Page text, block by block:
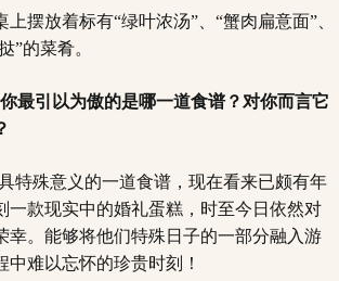
最引以为傲的是哪一道食谱？对你而言它
特殊意义的一道食谱，现在看来已颇有年
一款现实中的婚礼蛋糕，时至今日依然对
幸。能够将他们特殊日子的一部分融入游
中难以忘怀的珍贵时刻！